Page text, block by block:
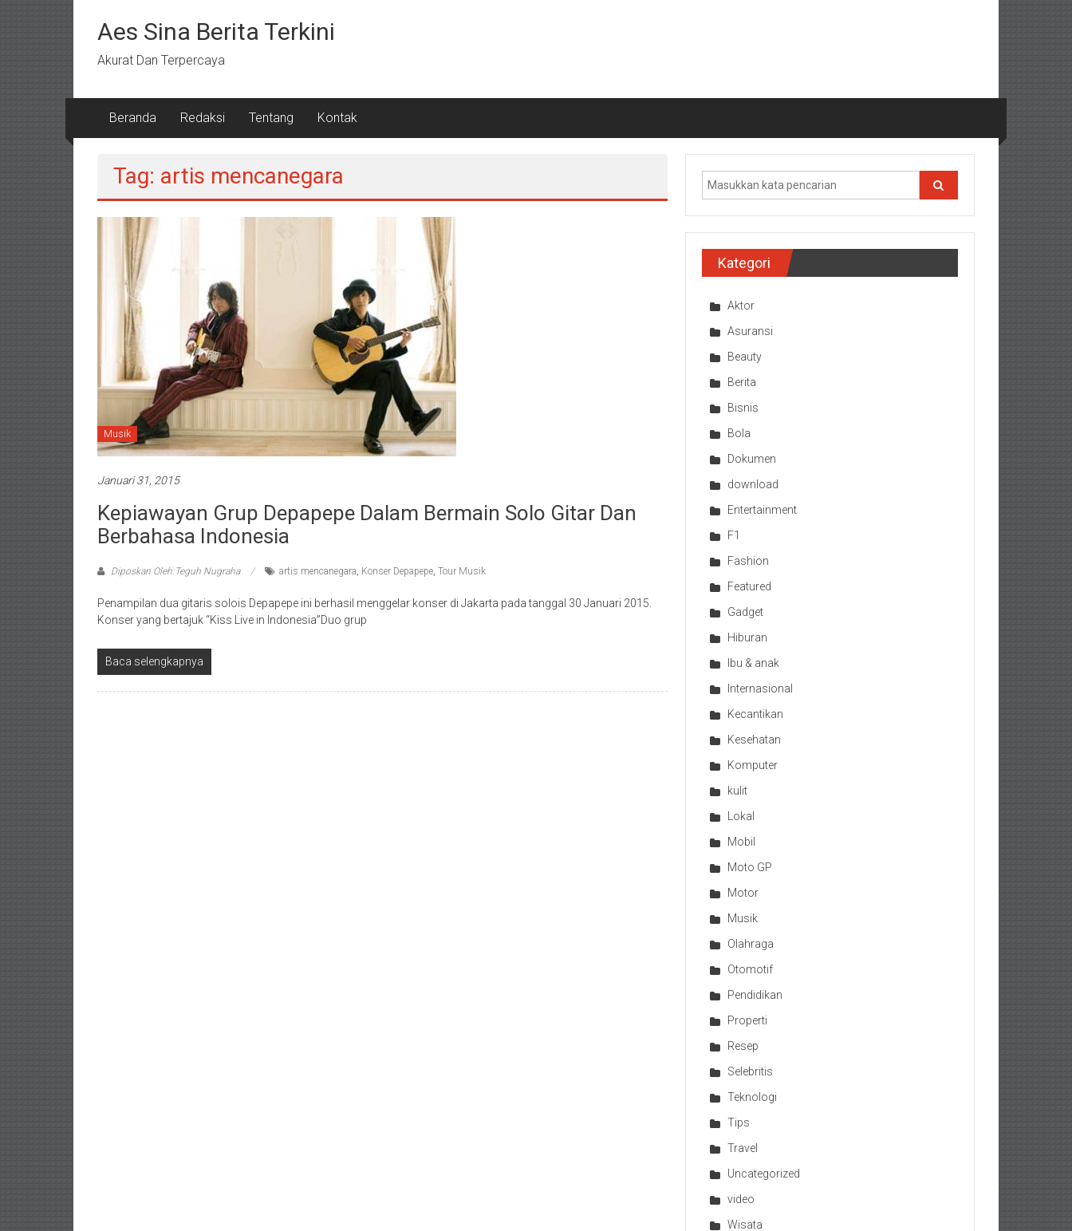
kontenAes Sina Berita Terkini
Akurat Dan Terpercaya
Beranda Redaksi Tentang Kontak
Tag: artis mencanegara
Musik
Januari 31, 2015
Kepiawayan Grup Depapepe Dalam Bermain Solo Gitar Dan
Berbahasa Indonesia
Diposkan Oleh:Teguh Nugraha artis mencanegara, Konser Depapepe, Tour Musik
Penampilan dua gitaris solois Depapepe ini berhasil menggelar konser di Jakarta pada tanggal 30 Januari 2015.
Konser yang bertajuk “Kiss Live in Indonesia”Duo grup
Baca selengkapnya
Kategori
Aktor
Asuransi
Beauty
Berita
Bisnis
Bola
Dokumen
download
Entertainment
F1
Fashion
Featured
Gadget
Hiburan
Ibu & anak
Internasional
Kecantikan
Kesehatan
Komputer
kulit
Lokal
Mobil
Moto GP
Motor
Musik
Olahraga
Otomotif
Pendidikan
Properti
Resep
Selebritis
Teknologi
Tips
Travel
Uncategorized
video
Wisata